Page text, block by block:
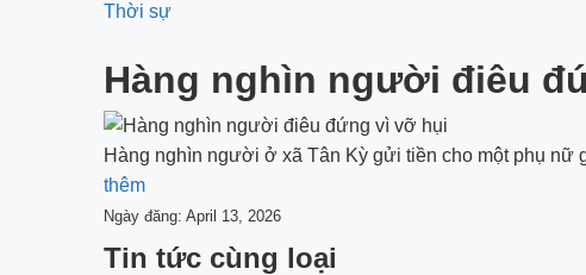
Thời sự
Hàng nghìn người điêu
Hàng nghìn người ở xã Tân Kỳ gửi tiền cho một phụ
thêm
Ngày đăng: April 13, 2026
Tin tức cùng loại